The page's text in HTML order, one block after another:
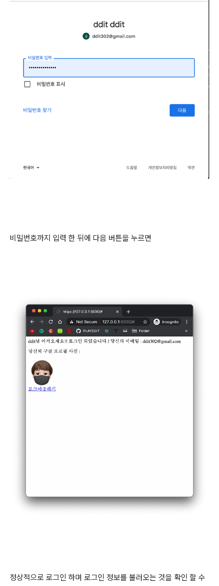
비밀번호까지 입력 한 뒤에 다음 버튼을 누르면
정상적으로 로그인 하며 로그인 정보를 불러오는 것을 확인 할 수